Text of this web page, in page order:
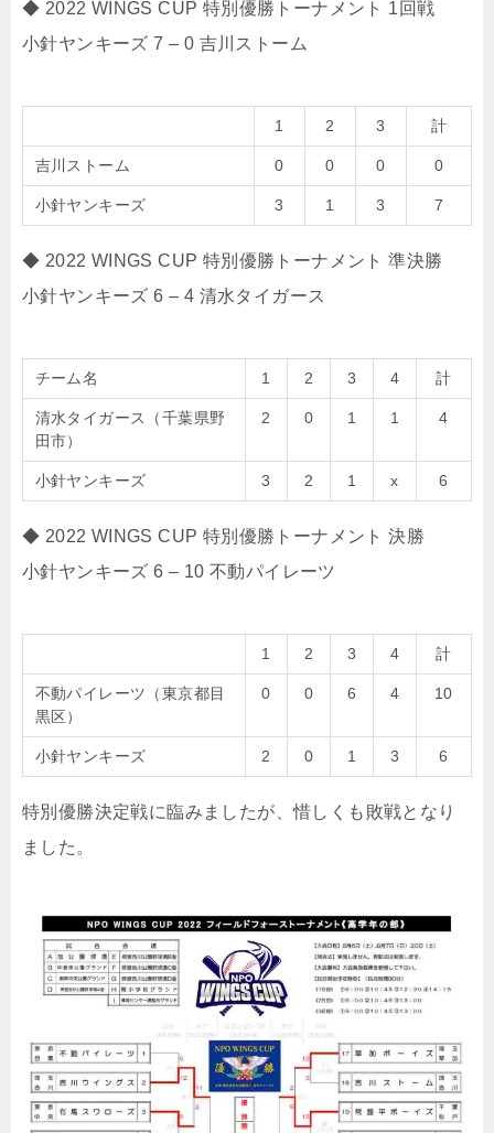
◆ 2022 WINGS CUP 特別優勝トーナメント 1回戦
小針ヤンキーズ 7 – 0 吉川ストーム
1 2 3 計
吉川ストーム 0 0 0 0
小針ヤンキーズ 3 1 3 7
◆ 2022 WINGS CUP 特別優勝トーナメント 準決勝
小針ヤンキーズ 6 – 4 清水タイガース
チーム名 1 2 3 4 計
清水タイガース（千葉県野
田市）
2 0 1 1 4
小針ヤンキーズ 3 2 1 x 6
◆ 2022 WINGS CUP 特別優勝トーナメント 決勝
小針ヤンキーズ 6 – 10 不動パイレーツ
1 2 3 4 計
不動パイレーツ（東京都目
黒区）
0 0 6 4 10
小針ヤンキーズ 2 0 1 3 6
特別優勝決定戦に臨みましたが、惜しくも敗戦となり
ました。